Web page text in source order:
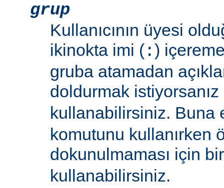
grup
Kullanıcının üyesi
ikinokta imi ( :)
gruba atamadan
doldurmak
kullanabilirsiniz. Buna
komutunu kullanırken
dokunulmaması için
kullanabilirsiniz.